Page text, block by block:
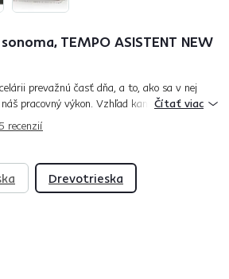
TEMPO ASISTENT NEW
recenzií
prevažnú časť dňa, a to, ako sa v nej
pracovný výkon. Vzhľad kancelárie zas
a tiež formuje prvý dojem naš...
Čítať viac
Drevotrieska